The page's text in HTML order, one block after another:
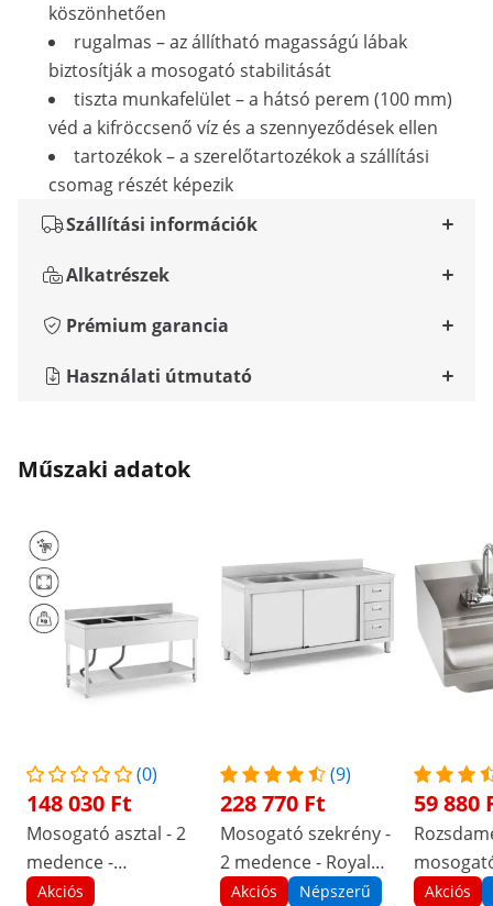
köszönhetően
rugalmas – az állítható magasságú lábak
biztosítják a mosogató stabilitását
tiszta munkafelület – a hátsó perem (100 mm)
véd a kifröccsenő víz és a szennyeződések ellen
tartozékok – a szerelőtartozékok a szállítási
csomag részét képezik
Szállítási információk
Alkatrészek
Prémium garancia
Használati útmutató
Műszaki adatok
(0)
148 030 Ft
Mosogató asztal - 2
medence -
rozsdamentes acél -
Akciós
(9)
228 770 Ft
Mosogató szekrény -
2 medence - Royal
Catering -
Akciós Népszerű
59 880
Akciós